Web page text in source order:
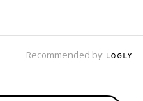
Recommended by